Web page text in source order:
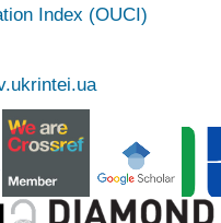
Index (OUCI)